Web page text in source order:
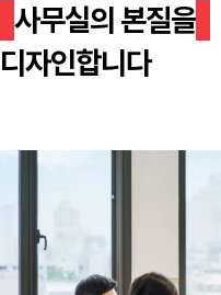
사무실의 본질을
디자인합니다